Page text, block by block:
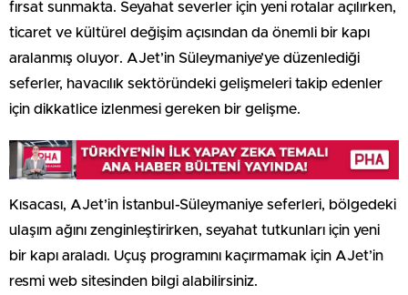
fırsat sunmakta. Seyahat severler için yeni rotalar açılırken,
ticaret ve kültürel değişim açısından da önemli bir kapı
aralanmış oluyor. AJet’in Süleymaniye’ye düzenlediği
seferler, havacılık sektöründeki gelişmeleri takip edenler
için dikkatlice izlenmesi gereken bir gelişme.
Kısacası, AJet’in İstanbul-Süleymaniye seferleri, bölgedeki
ulaşım ağını zenginleştirirken, seyahat tutkunları için yeni
bir kapı araladı. Uçuş programını kaçırmamak için AJet’in
resmi web sitesinden bilgi alabilirsiniz.